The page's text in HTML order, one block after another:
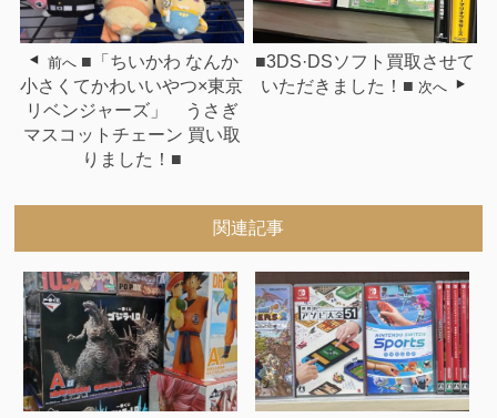
前へ ■「ちいかわ なんか
小さくてかわいいやつ×東京
リベンジャーズ」 うさぎ
マスコットチェーン 買い取
りました！■
■3DS·DSソフト買取させて
いただきました！■ 次へ
関連記事